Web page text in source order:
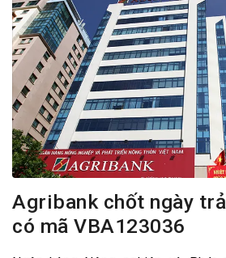
Agribank chốt ngày
có mã VBA123036